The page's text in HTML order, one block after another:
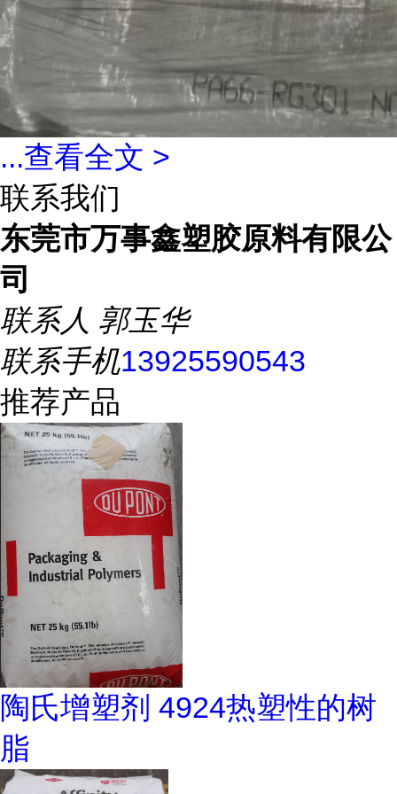
...查看全文 >
联系我们
东莞市万事鑫塑胶原料有限公
司
联系人 郭玉华
联系手机13925590543
推荐产品
陶氏增塑剂 4924热塑性的树
脂